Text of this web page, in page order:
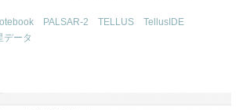
PALSAR-2 TELLUS
TellusIDE
データ